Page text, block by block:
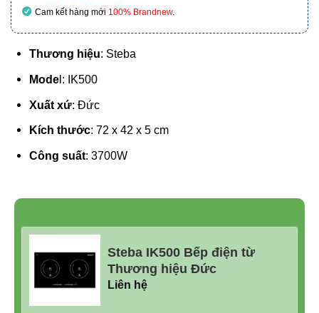
Cam kết hàng mới 100% Brandnew.
Thương hiệu: Steba
Model: IK500
Xuất xứ: Đức
Kích thước: 72 x 42 x 5 cm
Công suất: 3700W
Steba IK500 Bếp điện từ
Thương hiệu Đức
Liên hệ